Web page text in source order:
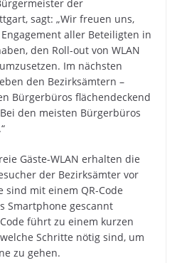
der
sagt: „Wir freuen uns,
aller Beteiligten in
den Roll-out von WLAN
Im nächsten
den Bezirksämtern –
Bürgerbüros flächendeckend
den meisten Bürgerbüros
Gäste-WLAN erhalten die
der Bezirksämter vor
sind mit einem QR-Code
Smartphone gescannt
führt zu einem kurzen
Schritte nötig sind, um
zu gehen.